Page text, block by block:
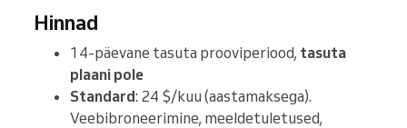
Hinnad
14-päevane tasuta prooviperiood, tasuta
plaani pole
Standard: 24 $/kuu (aastamaksega).
Veebibroneerimine, meeldetuletused,